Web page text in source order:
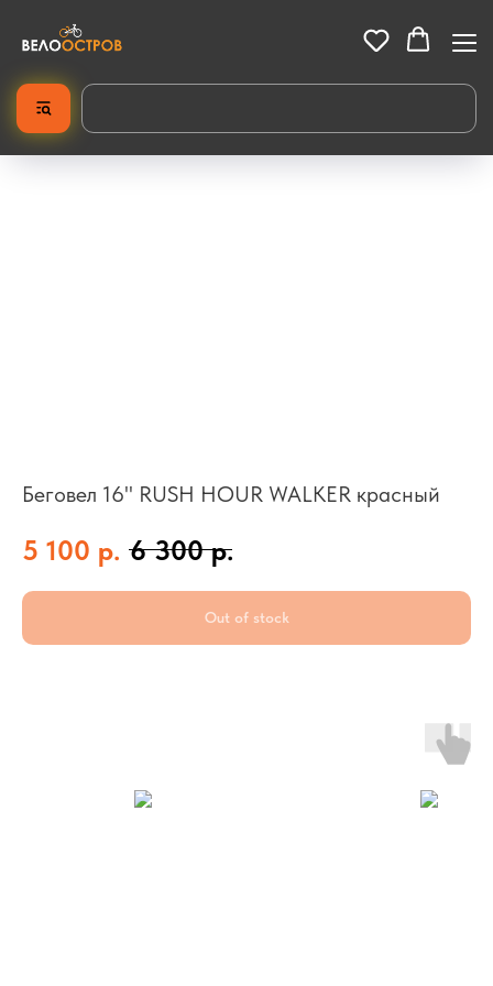
Беговел 16" RUSH HOUR WALKER красный
5 100 р. 6 300 р.
Out of stock